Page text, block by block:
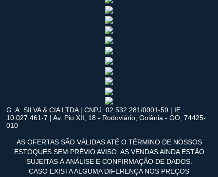
G. A. SILVA & CIA LTDA | CNPJ: 02.532.281/0001-59 | IE.:
10.027.461-7 | Av. Pio XII, 18 - Rodoviário, Goiânia - GO, 74425-
010
AS OFERTAS SÃO VÁLIDAS ATÉ O TÉRMINO DE NOSSOS
ESTOQUES SEM PRÉVIO AVISO. AS VENDAS AINDA ESTÃO
SUJEITAS À ANÁLISE E CONFIRMAÇÃO DE DADOS.
CASO EXISTA ALGUMA DIFERENÇA NOS PREÇOS